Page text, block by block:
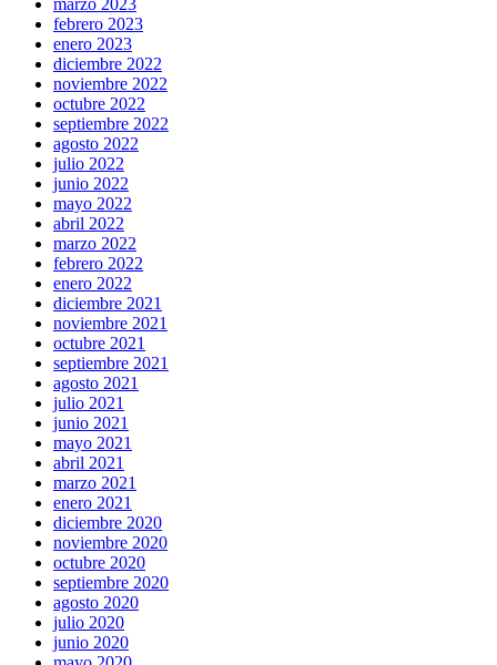
marzo 2023
febrero 2023
enero 2023
diciembre 2022
noviembre 2022
octubre 2022
septiembre 2022
agosto 2022
julio 2022
junio 2022
mayo 2022
abril 2022
marzo 2022
febrero 2022
enero 2022
diciembre 2021
noviembre 2021
octubre 2021
septiembre 2021
agosto 2021
julio 2021
junio 2021
mayo 2021
abril 2021
marzo 2021
enero 2021
diciembre 2020
noviembre 2020
octubre 2020
septiembre 2020
agosto 2020
julio 2020
junio 2020